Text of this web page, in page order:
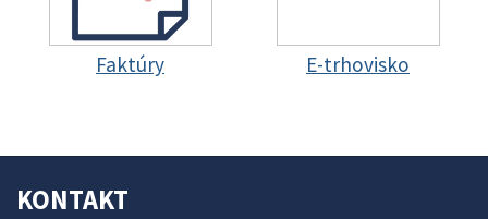
Faktúry E-trhovisko
KONTAKT